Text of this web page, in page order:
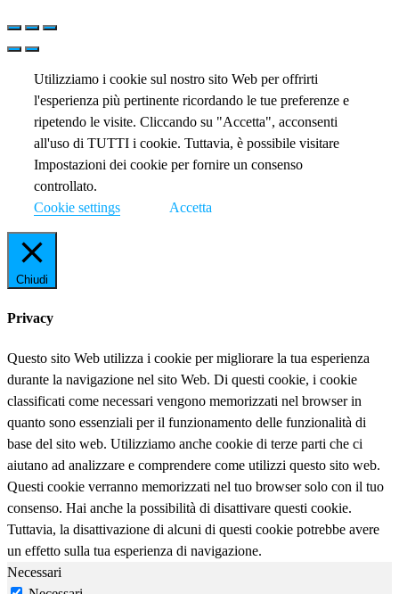
Utilizziamo i cookie sul nostro sito Web per offrirti
l'esperienza più pertinente ricordando le tue preferenze e
ripetendo le visite. Cliccando su "Accetta", acconsenti
all'uso di TUTTI i cookie. Tuttavia, è possibile visitare
Impostazioni dei cookie per fornire un consenso
controllato.
Cookie settings
Accetta
Chiudi
Privacy
Questo sito Web utilizza i cookie per migliorare la tua esperienza
durante la navigazione nel sito Web. Di questi cookie, i cookie
classificati come necessari vengono memorizzati nel browser in
quanto sono essenziali per il funzionamento delle funzionalità di
base del sito web. Utilizziamo anche cookie di terze parti che ci
aiutano ad analizzare e comprendere come utilizzi questo sito web.
Questi cookie verranno memorizzati nel tuo browser solo con il tuo
consenso. Hai anche la possibilità di disattivare questi cookie.
Tuttavia, la disattivazione di alcuni di questi cookie potrebbe avere
un effetto sulla tua esperienza di navigazione.
Necessari